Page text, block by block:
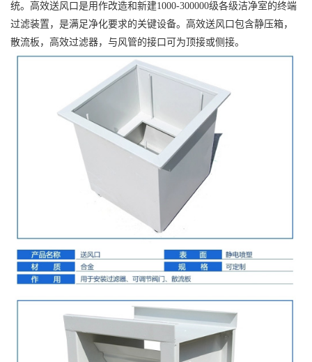
统。高效送风口是用作改造和新建1000-300000级各级洁净室的终端
过滤装置，是满足净化要求的关键设备。高效送风口包含静压箱，
散流板，高效过滤器，与风管的接口可为顶接或侧接。